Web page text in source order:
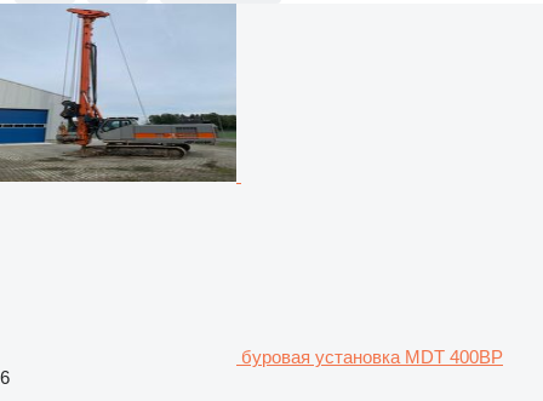
буровая установка MDT 400BP
6